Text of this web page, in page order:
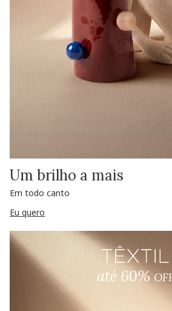
Um brilho a mais
Em todo canto
Eu quero